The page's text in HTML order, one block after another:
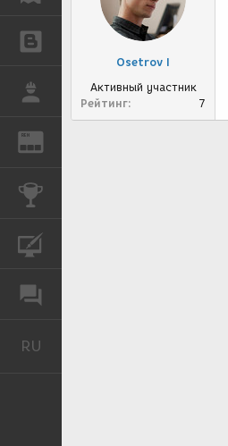
РАБОТА
REN
RU
Osetrov I
Активный участник
Рейтинг
7